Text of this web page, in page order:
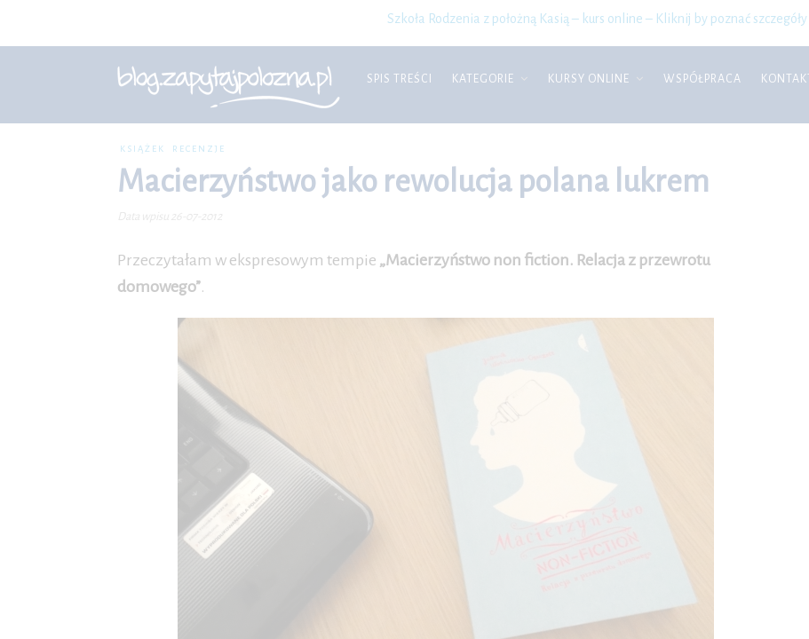
Szkoła Rodzenia z położną Kasią – kurs online – Kliknij by poznać szczegóły
SPIS TREŚCI KATEGORIE KURSY ONLINE WSPÓŁPRACA KONTAKT
KSIĄŻEK RECENZJE
Macierzyństwo jako rewolucja polana lukrem
Data wpisu 26-07-2012
Przeczytałam w ekspresowym tempie „Macierzyństwo non fiction. Relacja z przewrotu
domowego”.